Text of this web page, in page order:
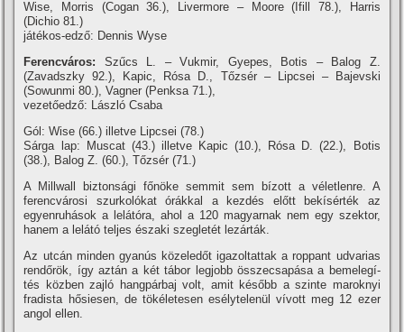
Wise, Morris (Cogan 36.), Livermore – Moore (Ifill 78.), Harris
(Dichio 81.)
játékos-edző: Dennis Wyse
Ferencváros: Szűcs L. – Vukmir, Gyepes, Botis – Balog Z.
(Zavadszky 92.), Kapic, Rósa D., Tőzsér – Lipcsei – Bajevski
(Sowunmi 80.), Vagner (Penksa 71.),
vezetőedző: László Csaba
Gól: Wise (66.) illetve Lipcsei (78.)
Sárga lap: Muscat (43.) illetve Kapic (10.), Rósa D. (22.), Botis
(38.), Balog Z. (60.), Tőzsér (71.)
A Millwall biztonsági főnöke semmit sem bí­zott a véletlenre. A
ferencvárosi szurkolókat órákkal a kezdés előtt bekí­sérték az
egyenruhások a lelátóra, ahol a 120 magyarnak nem egy szektor,
hanem a lelátó teljes északi szegletét lezárták.
Az utcán minden gyanús közeledőt igazoltattak a roppant udvarias
rendőrök, í­gy aztán a két tábor legjobb összecsapása a bemelegí­
tés közben zajló hangpárbaj volt, amit később a szinte maroknyi
fradista hősiesen, de tökéletesen esélytelenül ví­vott meg 12 ezer
angol ellen.